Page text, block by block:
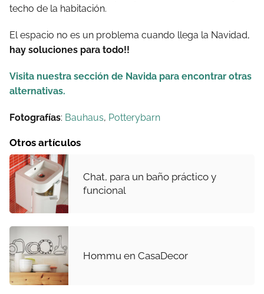
techo de la habitación.
El espacio no es un problema cuando llega la Navidad,
hay soluciones para todo!!
Visita nuestra sección de Navida para encontrar otras
alternativas.
Fotografías: Bauhaus, Potterybarn
Otros artículos
Chat, para un baño práctico y
funcional
Hommu en CasaDecor